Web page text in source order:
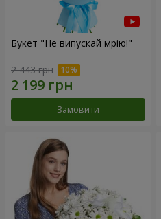
Букет "Не випускай мрію!"
2 443 грн
Замовити